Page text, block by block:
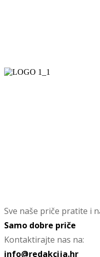
Sve naše priče pratite i
Samo dobre priče
Kontaktirajte nas na:
info@redakcija.hr